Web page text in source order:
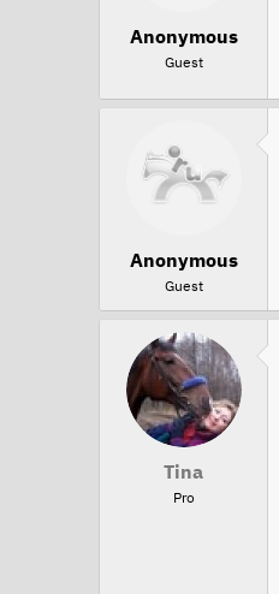
Anonymous
Guest
Anonymous
Guest
Tina
Pro